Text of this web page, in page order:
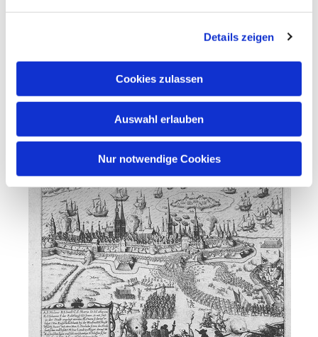
Details zeigen
Cookies zulassen
Auswahl erlauben
Nur notwendige Cookies
Sie schieden hinweg, auf nahm sie das Tor;
„Und hing es mit Ketten am Himmelszelt,
Stralsund, das hohe, das trotzige, fällt!“ –
Viel Kugeln verschoß er in grimmigem Haß,
bestürmte die Stadt ohne Unterlaß,
er wollte sie strafen mit blut`gem Gericht –